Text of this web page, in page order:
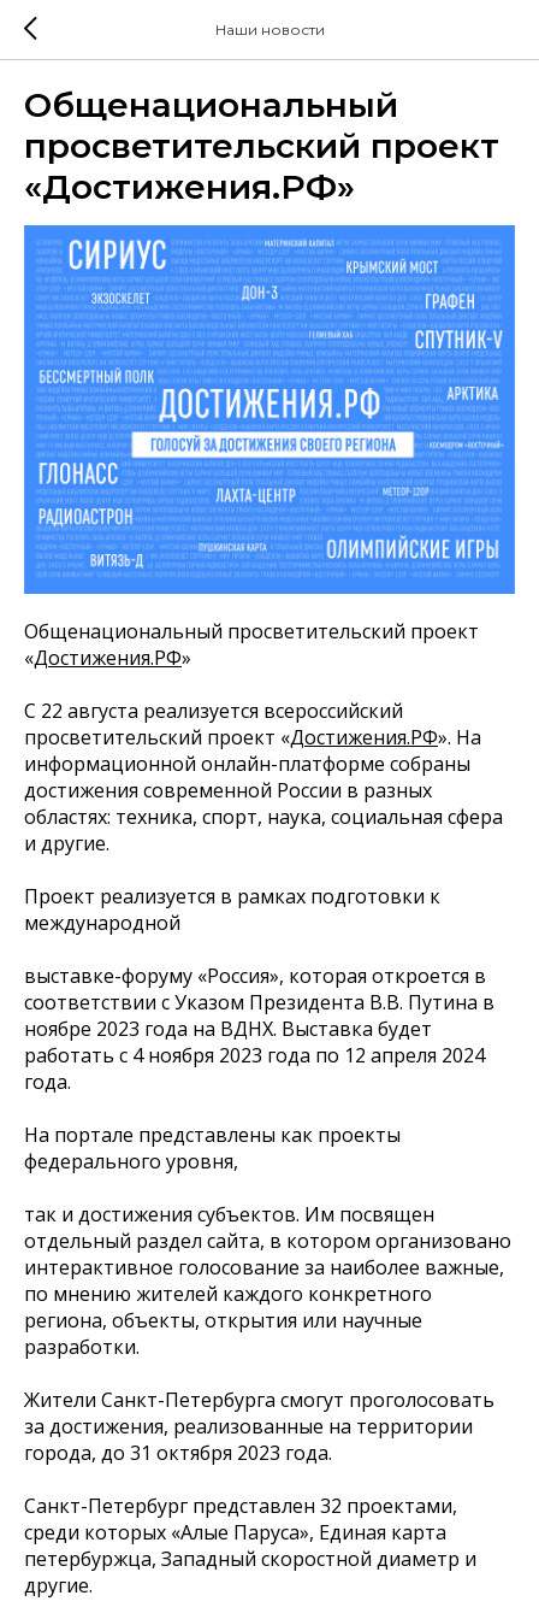
Наши новости
Общенациональный
просветительский проект
«Достижения.РФ»
Общенациональный просветительский проект
«Достижения.РФ»
С 22 августа реализуется всероссийский
просветительский проект «Достижения.РФ». На
информационной онлайн-платформе собраны
достижения современной России в разных
областях: техника, спорт, наука, социальная сфера
и другие.
Проект реализуется в рамках подготовки к
международной
выставке-форуму «Россия», которая откроется в
соответствии с Указом Президента В.В. Путина в
ноябре 2023 года на ВДНХ. Выставка будет
работать с 4 ноября 2023 года по 12 апреля 2024
года.
На портале представлены как проекты
федерального уровня,
так и достижения субъектов. Им посвящен
отдельный раздел сайта, в котором организовано
интерактивное голосование за наиболее важные,
по мнению жителей каждого конкретного
региона, объекты, открытия или научные
разработки.
Жители Санкт-Петербурга смогут проголосовать
за достижения, реализованные на территории
города, до 31 октября 2023 года.
Санкт-Петербург представлен 32 проектами,
среди которых «Алые Паруса», Единая карта
петербуржца, Западный скоростной диаметр и
другие.